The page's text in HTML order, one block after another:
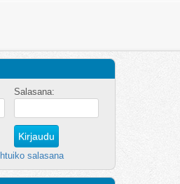
Salasana:
salasana